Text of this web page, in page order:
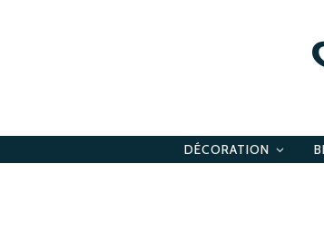
DÉCORATION